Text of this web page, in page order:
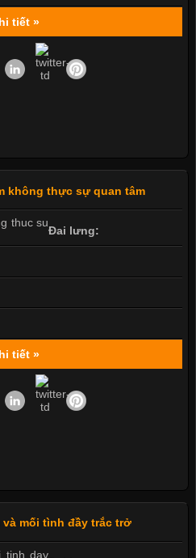
tiết »
không thực sự quan tâm
Đai lưng:
tiết »
mối tình đầy trắc trở